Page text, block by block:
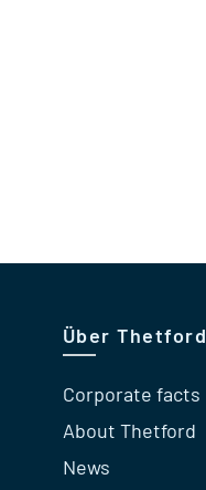
Über Thetford
Corporate facts
About Thetford
News